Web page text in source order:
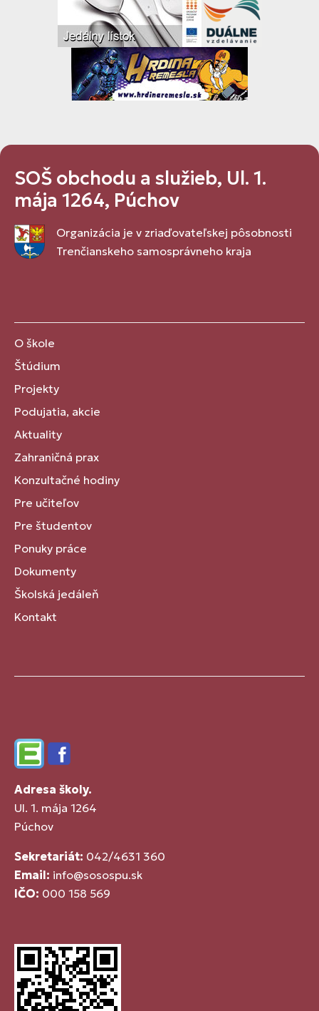
SOŠ obchodu a služieb, Ul. 1.
mája 1264, Púchov
Organizácia je v zriaďovateľskej pôsobnosti
Trenčianskeho samosprávneho kraja
O škole
Štúdium
Projekty
Podujatia, akcie
Aktuality
Zahraničná prax
Konzultačné hodiny
Pre učiteľov
Pre študentov
Ponuky práce
Dokumenty
Školská jedáleň
Kontakt
EdupageFacebook
Adresa školy.
Ul. 1. mája 1264
Púchov
Sekretariát: 042/4631 360
Email: info@sosospu.sk
IČO: 000 158 569